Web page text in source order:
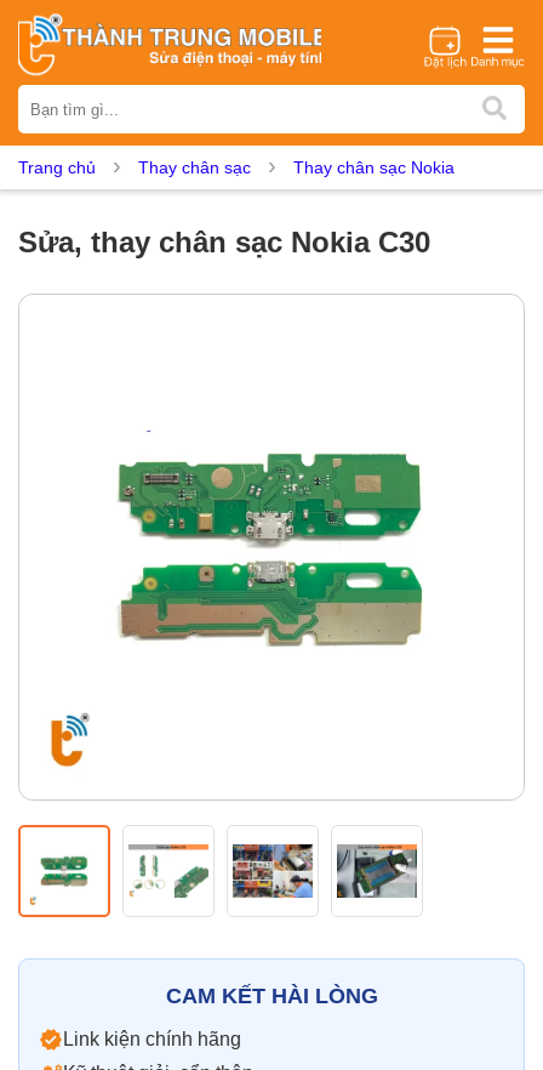
iPhone Samsung Oppo Xiaomi Realme Vivo
Vsmart Huawei Google Pixel
Dịch vụ sửa chữa
Thay màn hình
Màn hình iPhone Màn hình Samsung Màn hình Oppo
Màn hình Xiaomi Màn hình Realme Màn hình Vivo
Màn hình Vsmart Màn hình Google Pixel
Thay pin
Pin iPhone Pin Samsumg Pin Oppo
Trang chủ Thay chân sạc Thay chân sạc Nokia
Sửa, thay chân sạc Nokia C30
CAM KẾT HÀI LÒNG
Link kiện chính hãng